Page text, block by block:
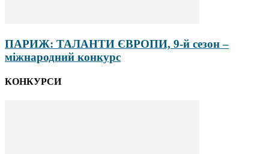
ПАРИЖ: ТАЛАНТИ ЄВРОПИ, 9-й сезон –
міжнародний конкурс
КОНКУРСИ